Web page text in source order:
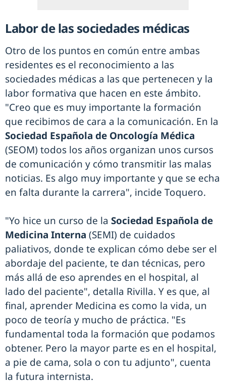
Labor de las sociedades médicas
Otro de los puntos en común entre ambas
residentes es el reconocimiento a las
sociedades médicas a las que pertenecen y la
labor formativa que hacen en este ámbito.
"Creo que es muy importante la formación
que recibimos de cara a la comunicación. En la
Sociedad Española de Oncología Médica
(SEOM) todos los años organizan unos cursos
de comunicación y cómo transmitir las malas
noticias. Es algo muy importante y que se echa
en falta durante la carrera", incide Toquero.
"Yo hice un curso de la Sociedad Española de
Medicina Interna (SEMI) de cuidados
paliativos, donde te explican cómo debe ser el
abordaje del paciente, te dan técnicas, pero
más allá de eso aprendes en el hospital, al
lado del paciente", detalla Rivilla. Y es que, al
final, aprender Medicina es como la vida, un
poco de teoría y mucho de práctica. "Es
fundamental toda la formación que podamos
obtener. Pero la mayor parte es en el hospital,
a pie de cama, sola o con tu adjunto", cuenta
la futura internista.